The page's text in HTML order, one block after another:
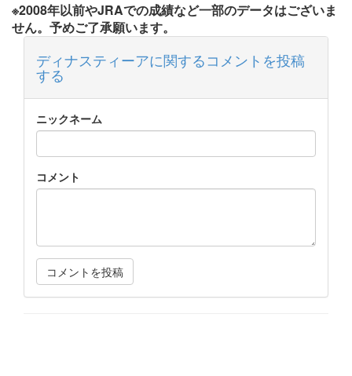
※2008年以前やJRAでの成績など一部のデータはございま
せん。予めご了承願います。
ディナスティーアに関するコメントを投稿
する
ニックネーム
コメント